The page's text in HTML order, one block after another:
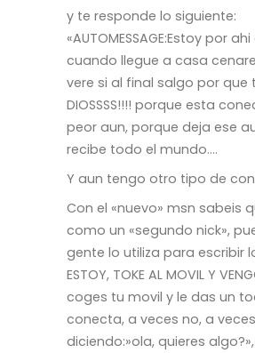
y te responde lo siguiente:
«AUTOMESSAGE:Estoy por
cuando llegue a casa
vere si al final salgo por que
DIOSSSS!!!! porque esta
peor aun, porque deja ese
recibe todo el mundo….
Y aun tengo otro tipo de
Con el «nuevo» msn sabeis
como un «segundo nick»,
gente lo utiliza para escribir
ESTOY, TOKE AL MOVIL Y
coges tu movil y le das un
conecta, a veces no, a
diciendo:»ola, quieres